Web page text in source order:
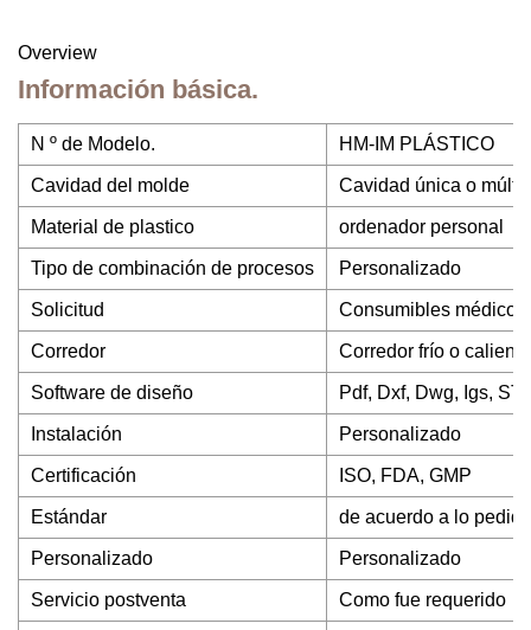
Overview
Información básica.
N º de Modelo. HM-IM PLÁSTICO
Cavidad del molde Cavidad única o
Material de plastico ordenador personal
Tipo de combinación de procesos Personalizado
Solicitud Consumibles médicos
Corredor Corredor frío o caliente
Software de diseño Pdf, Dxf, Dwg, Igs,
Instalación Personalizado
Certificación ISO, FDA, GMP
Estándar de acuerdo a lo pedido
Personalizado Personalizado
Servicio postventa Como fue requerido